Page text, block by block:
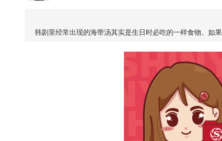
韩剧里经常出现的海带汤其实是生日时必吃的一样食物。如